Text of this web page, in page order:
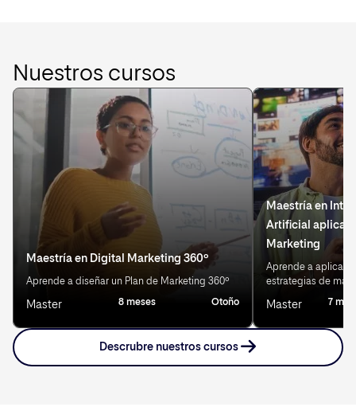
Nuestros cursos
Maestría en Digital Marketing 360º
Aprende a diseñar un Plan de Marketing 360º
Master 8 meses Otoño
Maestría en
Artificial
Marketing
Aprende a aplicar
estrategias de
Master 7
Descrubre nuestros cursos